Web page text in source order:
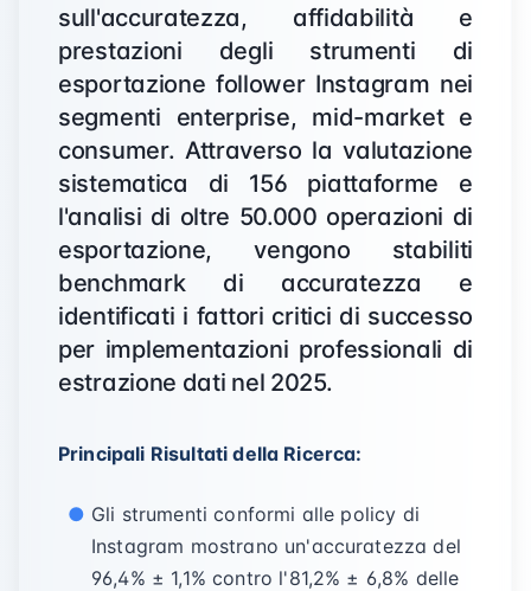
sull'accuratezza, affidabilità e
prestazioni degli strumenti di
esportazione follower Instagram nei
segmenti enterprise, mid-market e
consumer. Attraverso la valutazione
sistematica di 156 piattaforme e
l'analisi di oltre 50.000 operazioni di
esportazione, vengono stabiliti
benchmark di accuratezza e
identificati i fattori critici di successo
per implementazioni professionali di
estrazione dati nel 2025.
Principali Risultati della Ricerca:
Gli strumenti conformi alle policy di
Instagram mostrano un'accuratezza del
96,4% ± 1,1% contro l'81,2% ± 6,8% delle